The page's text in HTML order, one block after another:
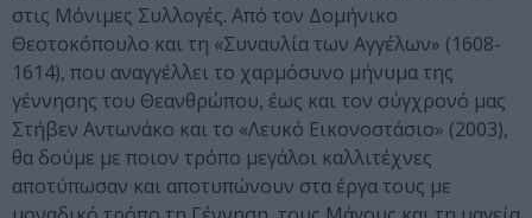
στις Μόνιμες Συλλογές. Από τον Δομήνικο
Θεοτοκόπουλο και τη «Συναυλία των Αγγέλων» (1608-
1614), που αναγγέλλει το χαρμόσυνο μήνυμα της
γέννησης του Θεανθρώπου, έως και τον σύγχρονό μας
Στήβεν Αντωνάκο και το «Λευκό Εικονοστάσιο» (2003),
θα δούμε με ποιον τρόπο μεγάλοι καλλιτέχνες
αποτύπωσαν και αποτυπώνουν στα έργα τους με